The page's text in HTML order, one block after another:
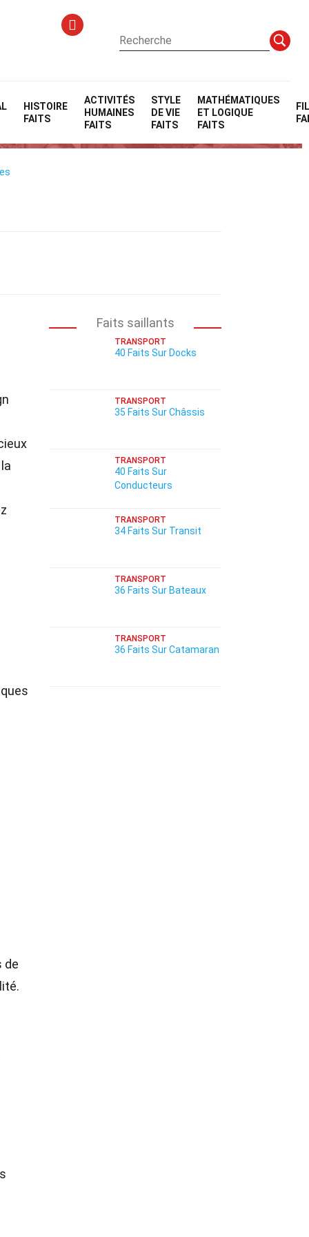
HISTOIRE
FAITS
ACTIVITÉS
HUMAINES
FAITS
STYLE
DE VIE
FAITS
MATHÉMATIQUES
ET LOGIQUE
FAITS
de
Faits saillants
TRANSPORT
40 Faits Sur Docks
TRANSPORT
35 Faits Sur Châssis
TRANSPORT
40 Faits Sur
Conducteurs
TRANSPORT
34 Faits Sur Transit
TRANSPORT
36 Faits Sur Bateaux
TRANSPORT
36 Faits Sur Catamaran